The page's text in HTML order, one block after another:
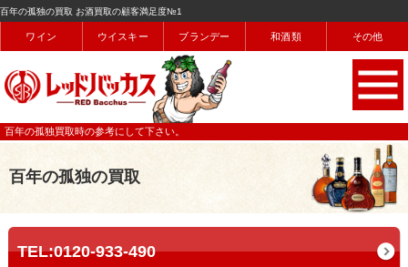
百年の孤独の買取 お酒買取の顧客満足度№1
ワイン ウイスキー ブランデー 和酒類 その他
百年の孤独買取時の参考にして下さい。
百年の孤独の買取
TEL:0120-933-490